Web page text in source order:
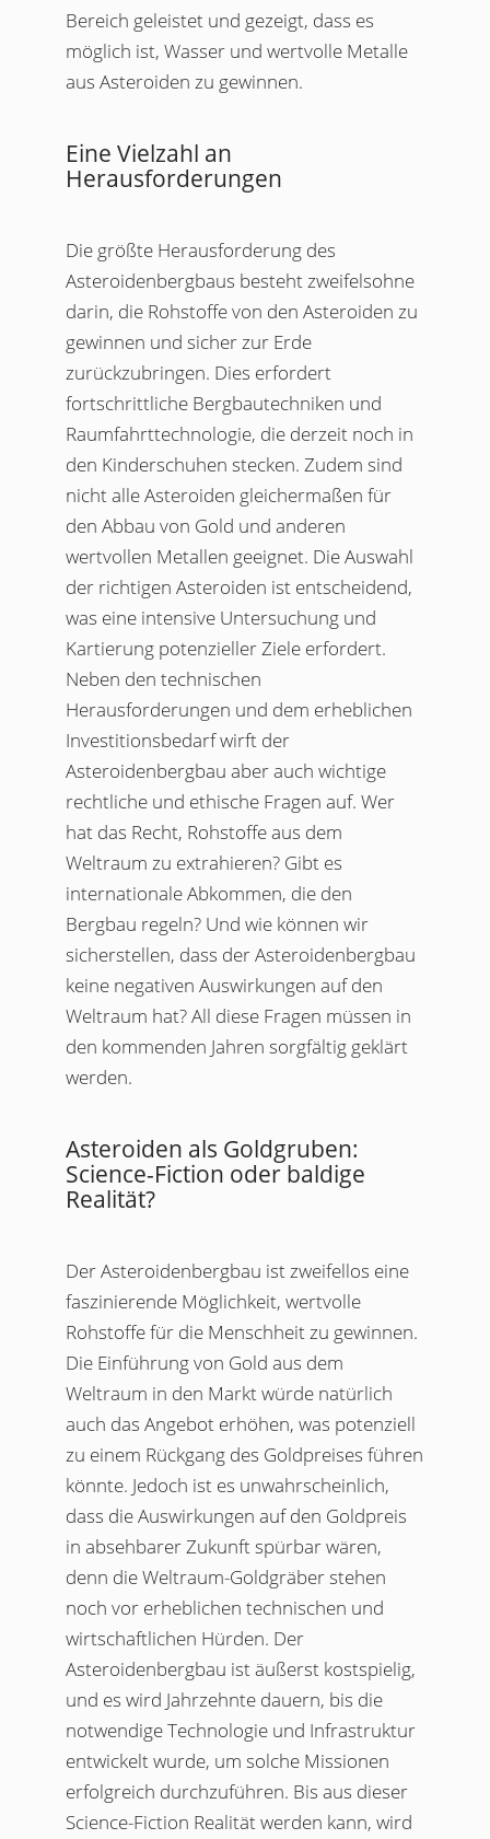
Bereich geleistet und gezeigt, dass es
möglich ist, Wasser und wertvolle Metalle
aus Asteroiden zu gewinnen.
Eine Vielzahl an
Herausforderungen
Die größte Herausforderung des
Asteroidenbergbaus besteht zweifelsohne
darin, die Rohstoffe von den Asteroiden zu
gewinnen und sicher zur Erde
zurückzubringen. Dies erfordert
fortschrittliche Bergbautechniken und
Raumfahrttechnologie, die derzeit noch in
den Kinderschuhen stecken. Zudem sind
nicht alle Asteroiden gleichermaßen für
den Abbau von Gold und anderen
wertvollen Metallen geeignet. Die Auswahl
der richtigen Asteroiden ist entscheidend,
was eine intensive Untersuchung und
Kartierung potenzieller Ziele erfordert.
Neben den technischen
Herausforderungen und dem erheblichen
Investitionsbedarf wirft der
Asteroidenbergbau aber auch wichtige
rechtliche und ethische Fragen auf. Wer
hat das Recht, Rohstoffe aus dem
Weltraum zu extrahieren? Gibt es
internationale Abkommen, die den
Bergbau regeln? Und wie können wir
sicherstellen, dass der Asteroidenbergbau
keine negativen Auswirkungen auf den
Weltraum hat? All diese Fragen müssen in
den kommenden Jahren sorgfältig geklärt
werden.
Asteroiden als Goldgruben:
Science-Fiction oder baldige
Realität?
Der Asteroidenbergbau ist zweifellos eine
faszinierende Möglichkeit, wertvolle
Rohstoffe für die Menschheit zu gewinnen.
Die Einführung von Gold aus dem
Weltraum in den Markt würde natürlich
auch das Angebot erhöhen, was potenziell
zu einem Rückgang des Goldpreises führen
könnte. Jedoch ist es unwahrscheinlich,
dass die Auswirkungen auf den Goldpreis
in absehbarer Zukunft spürbar wären,
denn die Weltraum-Goldgräber stehen
noch vor erheblichen technischen und
wirtschaftlichen Hürden. Der
Asteroidenbergbau ist äußerst kostspielig,
und es wird Jahrzehnte dauern, bis die
notwendige Technologie und Infrastruktur
entwickelt wurde, um solche Missionen
erfolgreich durchzuführen. Bis aus dieser
Science-Fiction Realität werden kann, wird